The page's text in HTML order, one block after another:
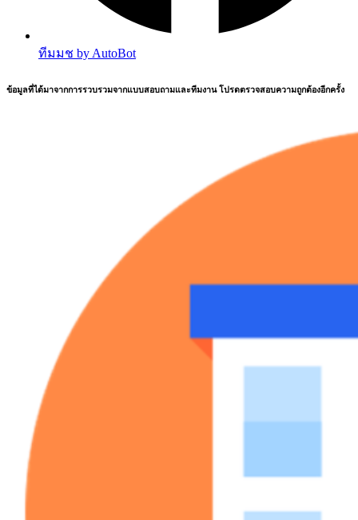
ทีมมช by AutoBot
ข้อมูลที่ได้มาจากการรวบรวมจากแบบสอบถามและทีมงาน โปรดตรวจสอบความถูกต้องอีกครั้ง